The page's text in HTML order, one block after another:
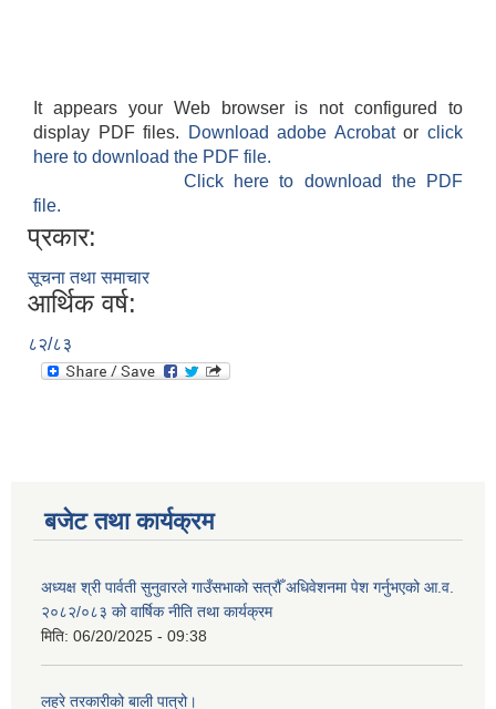
It appears your Web browser is not configured to
display PDF files.
Download adobe Acrobatorclick
here to download the PDF file.
Click here to download the PDF
file.
प्रकार:
सूचना तथा समाचार
आर्थिक वर्ष:
८२/८३
बजेट तथा कार्यक्रम
अध्यक्ष श्री पार्वती सुनुवारले गाउँसभाको सत्रौँ अधिवेशनमा पेश गर्नुभएको आ.व.
२०८२/०८३ को वार्षिक नीति तथा कार्यक्रम
मिति: 06/20/2025 - 09:38
लहरे तरकारीको बाली पात्रो।